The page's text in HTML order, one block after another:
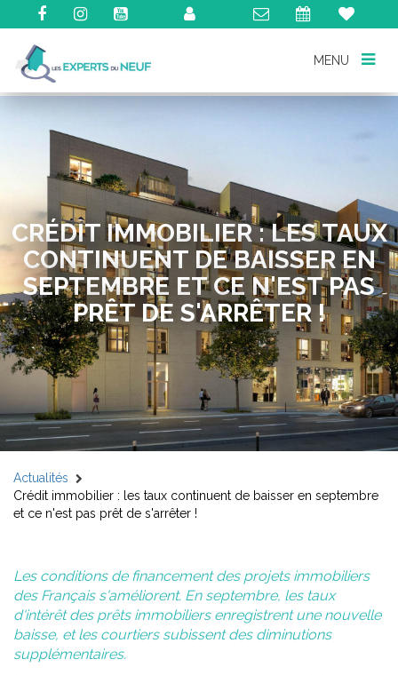
MENU
MENU
CRÉDIT IMMOBILIER : LES TAUX
CONTINUENT DE BAISSER EN
SEPTEMBRE ET CE N'EST PAS
PRÊT DE S'ARRÊTER !
Actualités
Crédit immobilier : les taux continuent de baisser en septembre
et ce n'est pas prêt de s'arrêter !
Les conditions de financement des projets immobiliers
des Français s'améliorent. En septembre, les taux
d'intérêt des prêts immobiliers enregistrent une nouvelle
baisse, et les courtiers subissent des diminutions
supplémentaires.